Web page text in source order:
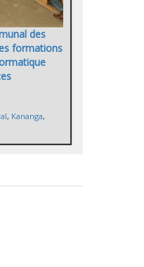
des
formations
, Kananga,